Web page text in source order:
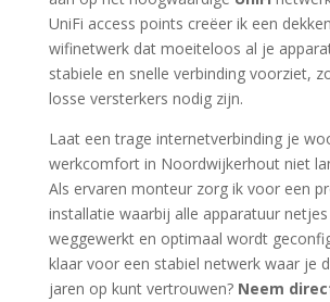
UniFi access points creëer ik een
wifinetwerk dat moeiteloos al je
stabiele en snelle verbinding voorziet,
losse versterkers nodig zijn.
Laat een trage internetverbinding je
werkcomfort in Noordwijkerhout niet
Als ervaren monteur zorg ik voor een
installatie waarbij alle apparatuur
weggewerkt en optimaal wordt
klaar voor een stabiel netwerk waar je
jaren op kunt vertrouwen? Neem